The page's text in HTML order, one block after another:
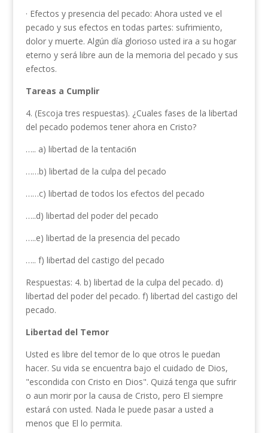
· Efectos y presencia del pecado: Ahora usted ve el
pecado y sus efectos en todas partes: sufrimiento,
dolor y muerte. Algún día glorioso usted ira a su hogar
eterno y será libre aun de la memoria del pecado y sus
efectos.
Tareas a Cumplir
4. (Escoja tres respuestas). ¿Cuales fases de la libertad
del pecado podemos tener ahora en Cristo?
….. a) libertad de la tentaci6n
……b) libertad de la culpa del pe­cado
……c) libertad de todos los efectos del pecado
…..d) libertad del poder del pecado
…..e) libertad de la presencia del pe­cado
….. f) libertad del castigo del pecado
Respuestas: 4. b) libertad de la culpa del pecado. d)
libertad del poder del pecado. f) libertad del castigo del
pecado.
Libertad del Temor
Usted es libre del temor de lo que otros le puedan
hacer. Su vida se encuentra bajo el cuidado de Dios,
"escondida con Cristo en Dios". Quizá tenga que sufrir
o aun morir por la causa de Cristo, pero El siempre
estará con usted. Nada le puede pasar a usted a
menos que El lo permita.